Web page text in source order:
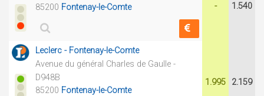
85200 Fontenay-le-Comte - 1.540
Leclerc - Fontenay-le-Comte
Avenue du général Charles de Gaulle -
D948B
85200 Fontenay-le-Comte
1.995 2.159